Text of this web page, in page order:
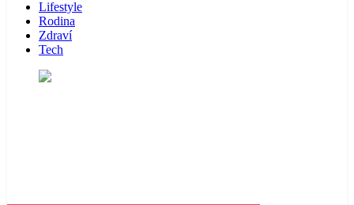
Lifestyle
Rodina
Zdraví
Tech